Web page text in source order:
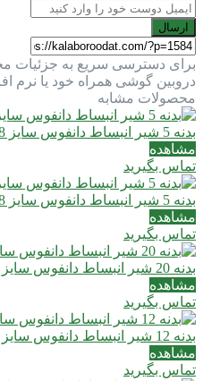
ارسال
برای دسترسی سریع به جزئیات
دروبین گوشی همراه خود یا نرم
محصولات مشابه
بدنه 5 شیر انبساط دانفوس سایز 5/8*1/2 جوشی
مشاهده
تماس بگیرید
بدنه 5 شیر انبساط دانفوس سایز 5/8*1/2 مهره ای
مشاهده
تماس بگیرید
بدنه 20 شیر انبساط دانفوس سایز 7/8*5/8 جوشی
مشاهده
تماس بگیرید
بدنه 12 شیر انبساط دانفوس سایز 1.1/8*7/8 جوشی
مشاهده
تماس بگیرید